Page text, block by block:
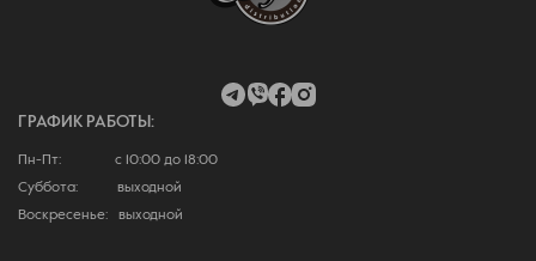
ГРАФИК РАБОТЫ:
Пн-Пт: с 10:00 до 18:00
Суббота: выходной
Воскресенье: выходной